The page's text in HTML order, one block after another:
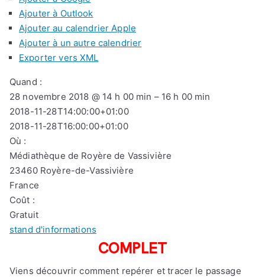
Ajouter à Outlook
Ajouter au calendrier Apple
Ajouter à un autre calendrier
Exporter vers XML
Quand :
28 novembre 2018 @ 14 h 00 min – 16 h 00 min
2018-11-28T14:00:00+01:00
2018-11-28T16:00:00+01:00
Où :
Médiathèque de Royère de Vassivière
23460 Royère-de-Vassivière
France
Coût :
Gratuit
stand d'informations
COMPLET
Viens découvrir comment repérer et tracer le passage